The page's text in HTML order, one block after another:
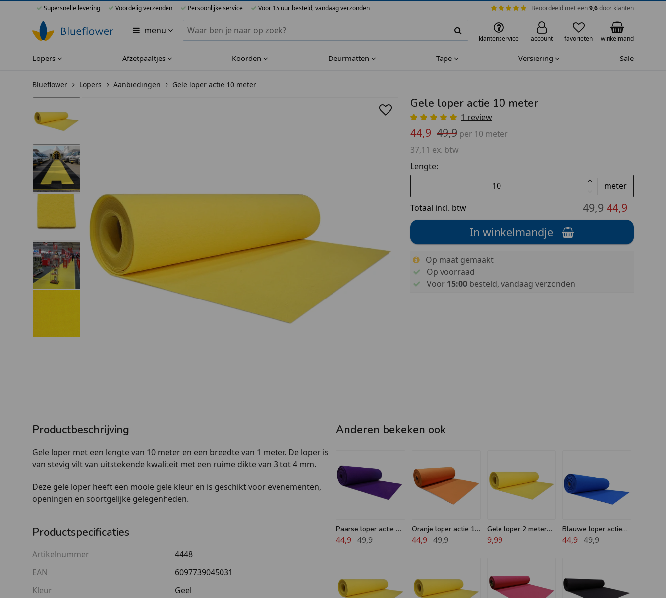
Supersnelle levering Voordelig verzenden Persoonlijke service Voor 15 uur besteld, vandaag verzonden Beoordeeld met een9,6door klanten
menu Zoeken binnen Blueflower
klantenservice account favorieten winkelmand
Lopers Afzetpaaltjes Koorden Deurmatten Tape Versiering Sale
Blueflower Lopers Aanbiedingen Gele loper actie 10 meter
Gele loper actie 10 meter
1 review
44,9 49,9 per 10 meter
37,11 ex. btw
Lengte:
meter
Totaal incl. btw 49,9 44,9
In winkelmandje
Op maat gemaakt
Op voorraad
Voor 15:00besteld, vandaag verzonden
Productbeschrijving
Gele loper met een lengte van 10 meter en een breedte van 1 meter. De loper is
van stevig vilt van uitstekende kwaliteit met een ruime dikte van 3 tot 4 mm.
Deze gele loper heeft een mooie gele kleur en is geschikt voor evenementen,
openingen en soortgelijke gelegenheden.
Productspecificaties
Artikelnummer
4448
EAN
6097739045031
Kleur
Geel
Anderen bekeken ook
Paarse loper actie 10
meter
44,9 49,9
Oranje loper actie 10
meter
44,9 49,9
Gele loper 2 meter
breed
9,99
Blauwe loper actie
10 meter
44,9 49,9